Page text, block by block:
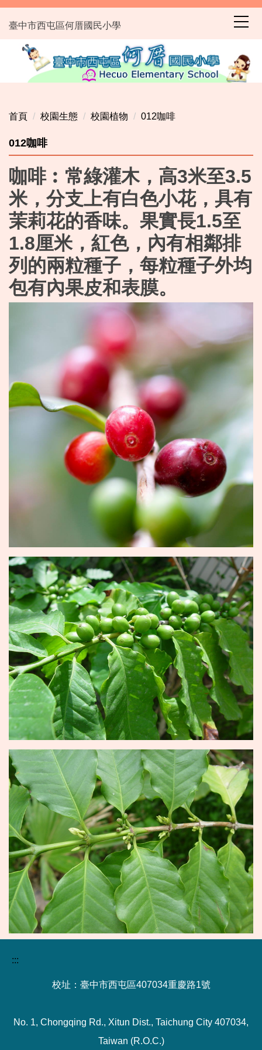
跳
到
主
臺中市西屯區何厝國民小學
首頁 校園生態 校園植物 012咖啡
012咖啡
咖啡︰常綠灌木，高3米至3.5
米，分支上有白色小花，具有
茉莉花的香味。果實長1.5至
1.8厘米，紅色，內有相鄰排
列的兩粒種子，每粒種子外均
包有內果皮和表膜。
:::
校址：臺中市西屯區407034重慶路1號
No. 1, Chongqing Rd., Xitun Dist., Taichung City 407034,
Taiwan (R.O.C.)